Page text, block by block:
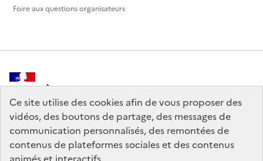
Ce site utilise des cookies afin de vous proposer des
vidéos, des boutons de partage, des messages de
communication personnalisés, des remontées de
contenus de plateformes sociales et des contenus
Foire aux questions organisateurs
MINISTÈRE
DE LA CULTURE